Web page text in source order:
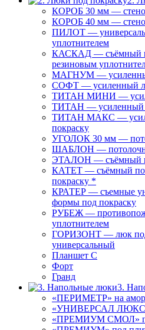
КОРОБ 30 мм —
КОРОБ 40 мм —
ПИЛОТ —
уплотнителем
КАСКАД — съёмный
резиновым
МАГНУМ —
СОФТ — усиленный
ТИТАН МИНИ —
ТИТАН — усиленный
ТИТАН МАКС —
покраску
УГОЛОК 30 мм —
ШАБЛОН —
ЭТАЛОН — съёмный
КАТЕТ — съёмный
покраску *
КРАТЕР — съемные
формы под покраску
РУБЕЖ —
уплотнителем
ГОРИЗОНТ — люк под
универсальный
Планшет С
Форт
Гранд
3.
«ПЕРИМЕТР» на
«УНИВЕРСАЛ ЛЮКС»
«ПРЕМИУМ СМОЛ»